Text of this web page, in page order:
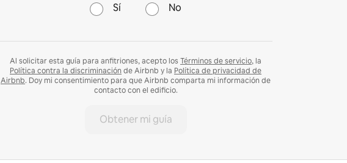
Sí No
Al solicitar esta guía para anfitriones, acepto los Términos de servicio, la
Política contra la discriminación de Airbnb y la Política de privacidad de
Airbnb. Doy mi consentimiento para que Airbnb comparta mi información de
contacto con el edificio.
Obtener mi guía